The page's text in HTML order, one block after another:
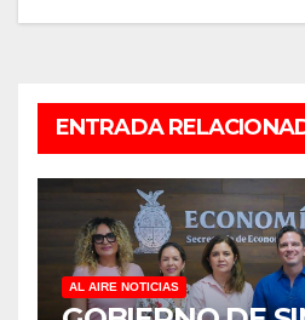
ENTRADA
AL AIRE NOTICIAS